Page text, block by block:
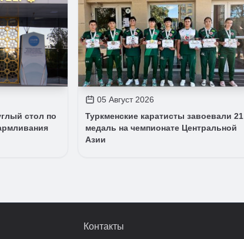
стол по
05 Август 2026
Туркменские каратисты завоевали 21
медаль на чемпионате Центральной
Азии
Контакты